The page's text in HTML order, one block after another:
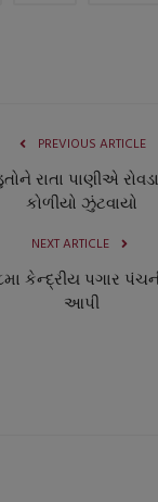
PREVIOUS ARTICLE
રાતા પાણીએ
કોળીયો ઝુંટવાયો
NEXT ARTICLE
કેન્દ્રીય પગાર
આપી